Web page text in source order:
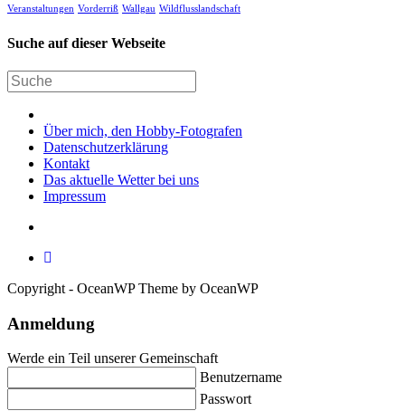
Veranstaltungen Vorderriß Wallgau Wildflusslandschaft
Suche auf dieser Webseite
Über mich, den Hobby-Fotografen
Datenschutzerklärung
Kontakt
Das aktuelle Wetter bei uns
Impressum
Copyright - OceanWP Theme by OceanWP
Anmeldung
Werde ein Teil unserer Gemeinschaft
Benutzername
Passwort